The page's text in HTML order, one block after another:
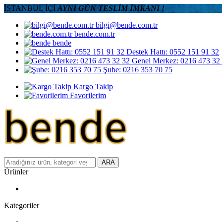
İSTANBUL İÇİ AYNI GÜN TESLİM İMKANI !
bilgi@bende.com.tr
bende.com.tr
bende
Destek Hattı: 0552 151 91 32
Genel Merkez: 0216 473 32
Şube: 0216 353 70 75
Kargo Takip
Favorilerim
ARA
Ürünler
Kategoriler